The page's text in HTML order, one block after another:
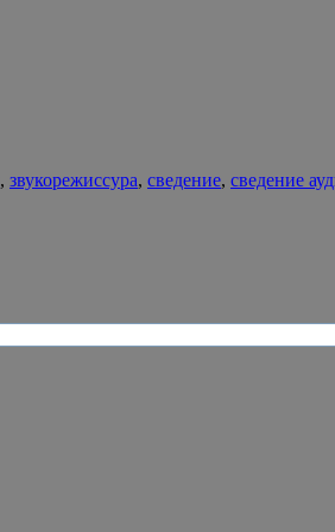
, звукорежиссура, сведение, сведение